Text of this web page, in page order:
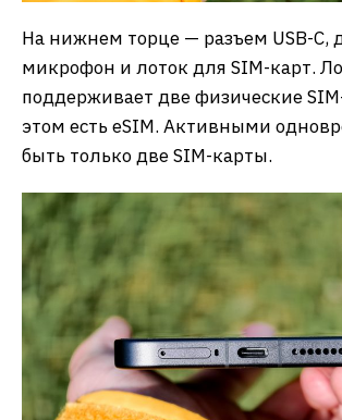
На нижнем торце — разъем USB-C,
микрофон и лоток для SIM-карт.
поддерживает две физические
этом есть eSIM. Активными
быть только две SIM-карты.